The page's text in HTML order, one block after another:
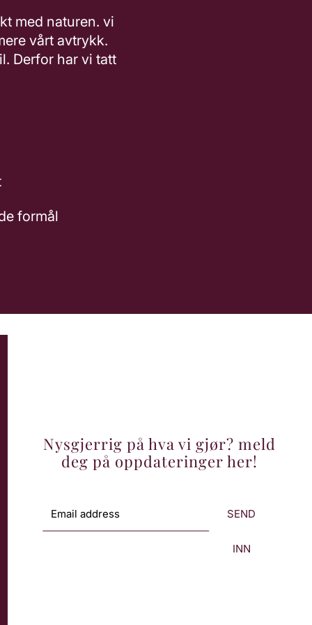
med naturen. vi
vårt avtrykk.
Derfor har vi tatt
formål
Nysgjerrig på hva vi gjør? meld
deg på oppdateringer her!
SEND
INN